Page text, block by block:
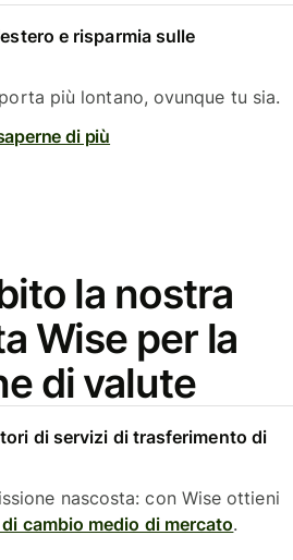
e risparmia sulle
più lontano, ovunque tu sia.
di più
la nostra
Wise per la
di valute
di servizi di trasferimento di
nascosta: con Wise ottieni
cambio medio di mercato.